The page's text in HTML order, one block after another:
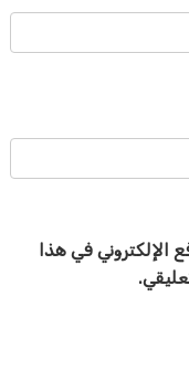
الإلكتروني في هذا